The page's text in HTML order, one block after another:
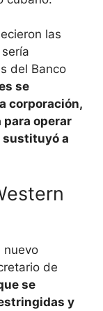
las
del Banco
se
corporación,
para operar
sustituyó a
nuevo
de
se
y